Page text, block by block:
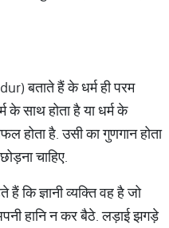
बताते हैं के धर्म ही परम
के साथ होता है या धर्म के
होता है. उसी का गुणगान होता
चाहिए.
कि ज्ञानी व्यक्ति वह है जो
हानि न कर बैठे. लड़ाई झगड़े